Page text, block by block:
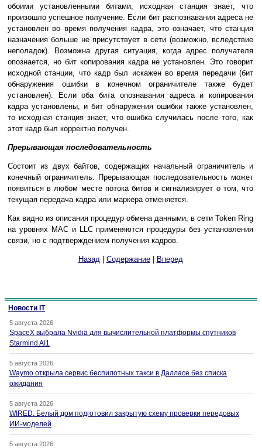
обоими установленными битами, исходная станция знает, что
произошло успешное получение. Если бит распознавания адреса не
установлен во время получения кадра, это означает, что станция
назначения больше не присутствует в сети (возможно, вследствие
неполадок). Возможна другая ситуация, когда адрес получателя
опознается, но бит копирования кадра не установлен. Это говорит
исходной станции, что кадр был искажен во время передачи (бит
обнаружения ошибки в конечном ограничителе также будет
установлен). Если оба бита опознавания адреса и копирования
кадра установлены, и бит обнаружения ошибки также установлен,
то исходная станция знает, что ошибка случилась после того, как
этот кадр был корректно получен.
Прерывающая последовательность
Состоит из двух байтов, содержащих начальный ограничитель и
конечный ограничитель. Прерывающая последовательность может
появиться в любом месте потока битов и сигнализирует о том, что
текущая передача кадра или маркера отменяется.
Как видно из описания процедур обмена данными, в сети Token Ring
на уровнях MAC и LLC применяются процедуры без установления
связи, но с подтверждением получения кадров.
Назад | Содержание| Вперед
Новости IT
5 августа 2026
SpaceX выбрала Nvidia для вычислительной платформы спутников
Starmind AI1
5 августа 2026
Waymo открыла сервис беспилотных такси в Далласе без списка
ожидания
5 августа 2026
WIRED: Белый дом подготовил закрытую схему проверки передовых
ИИ-моделей
5 августа 2026